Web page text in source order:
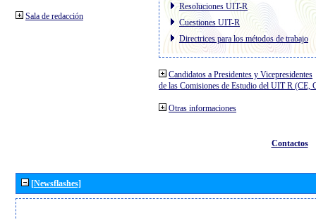
Sala de redacción
Resoluciones UIT-R
Cuestiones UIT-R
Directrices para los métodos de trabajo
Candidatos a Presidentes y Vicepresidentes
de las Comisiones de Estudio del UIT R (CE,
Otras informaciones
Contactos
[Newsflashes]